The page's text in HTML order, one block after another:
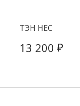
ТЭН HEC
13 200 ₽